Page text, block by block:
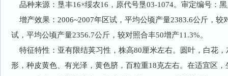
品种来源：垦丰16×绥农16，原代号垦03-1074。审定编号：
增产效果：2006~2007年区试，平均公顷产量2383.6公斤，较
试，平均公顷产量2356.7公斤，较对照合丰50增产11.3%。
特征特性：亚有限结荚习性，株高80厘米左右。圆叶，白花
形，种皮黄色、有光泽，黄色脐，百粒重18克左右。在适宜区